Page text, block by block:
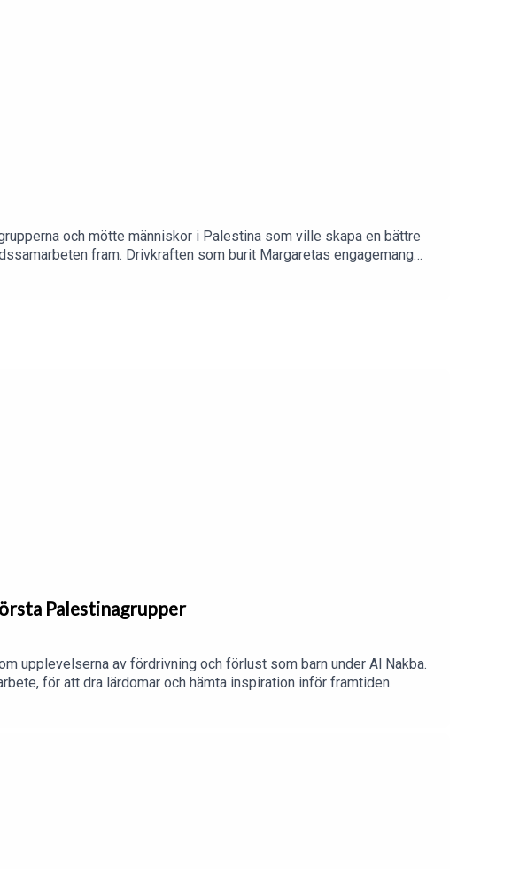
och mötte människor i Palestina som ville skapa en bättre
fram. Drivkraften som burit Margaretas engagemang
mot ockupationen och förtrycket handlar inte bara om
Palestinagrupper
upplevelserna av fördrivning och förlust som barn under Al Nakba.
för att dra lärdomar och hämta inspiration inför framtiden.